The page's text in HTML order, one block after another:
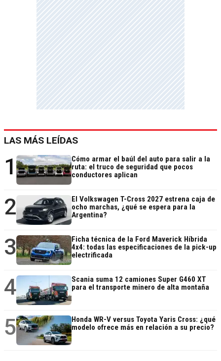
LAS MÁS LEÍDAS
1
Cómo armar el baúl del auto para salir a la
ruta: el truco de seguridad que pocos
conductores aplican
2
El Volkswagen T-Cross 2027 estrena caja de
ocho marchas, ¿qué se espera para la
Argentina?
3
Ficha técnica de la Ford Maverick Híbrida
4x4: todas las especificaciones de la pick-up
electrificada
4
Scania suma 12 camiones Super G460 XT
para el transporte minero de alta montaña
5
Honda WR-V versus Toyota Yaris Cross: ¿qué
modelo ofrece más en relación a su precio?